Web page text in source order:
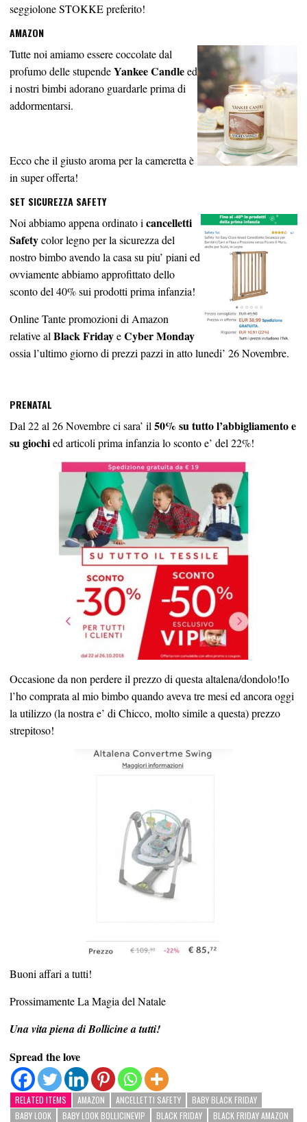
seggiolone STOKKE preferito!
AMAZON
Tutte noi amiamo essere coccolate dal
profumo delle stupendeYankee Candleed
i nostri bimbi adorano guardarle prima di
addormentarsi.
Ecco che il giusto aroma per la cameretta è
in super offerta!
SET SICUREZZA SAFETY
Noi abbiamo appena ordinato i cancelletti
Safetycolor legno per la sicurezza del
nostro bimbo avendo la casa su piu’ piani ed
ovviamente abbiamo approfittato dello
sconto del 40% sui prodotti prima infanzia!
Online Tante promozioni di Amazon
relative al Black FridayeCyber Monday
ossia l’ultimo giorno di prezzi pazzi in atto lunedi’ 26 Novembre.
PRENATAL
Dal 22 al 26 Novembre ci sara’ il 50% su tutto l’abbigliamento e
su giochied articoli prima infanzia lo sconto e’ del 22%!
Occasione da non perdere il prezzo di questa altalena/dondolo!Io
l’ho comprata al mio bimbo quando aveva tre mesi ed ancora oggi
la utilizzo (la nostra e’ di Chicco, molto simile a questa) prezzo
strepitoso!
Buoni affari a tutti!
Prossimamente La Magia del Natale
Una vita piena di Bollicine a tutti!
Spread the love
RELATED ITEMS AMAZON ANCELLETTI SAFETY
BABY BLACK FRIDAY
BABY LOOK
BABY LOOK BOLLICINEVIP BLACK FRIDAY BLACK FRIDAY AMAZON